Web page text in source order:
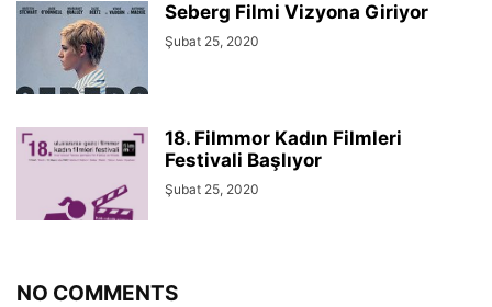
Seberg Filmi Vizyona Giriyor
Şubat 25, 2020
18. Filmmor Kadın Filmleri
Festivali Başlıyor
Şubat 25, 2020
NO COMMENTS